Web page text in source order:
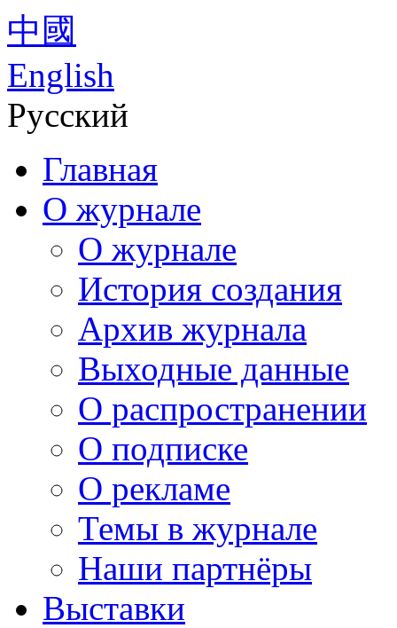
中國
English
Русский
Главная
О журнале
О журнале
История создания
Архив журнала
Выходные данные
О распространении
О подписке
О рекламе
Темы в журнале
Наши партнёры
Выставки